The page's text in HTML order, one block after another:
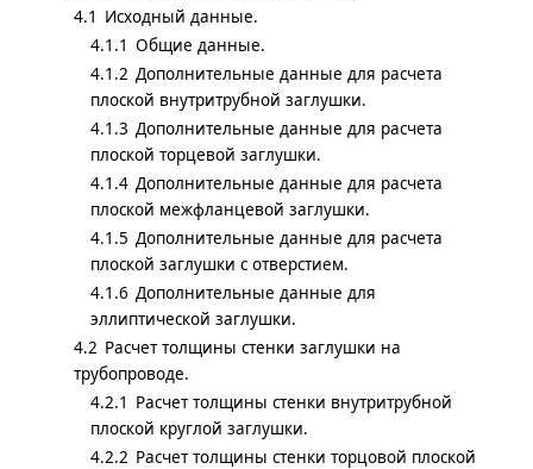
4.1 Исходный данные.
4.1.1 Общие данные.
4.1.2 Дополнительные данные для расчета
плоской внутритрубной заглушки.
4.1.3 Дополнительные данные для расчета
плоской торцевой заглушки.
4.1.4 Дополнительные данные для расчета
плоской межфланцевой заглушки.
4.1.5 Дополнительные данные для расчета
плоской заглушки с отверстием.
4.1.6 Дополнительные данные для
эллиптической заглушки.
4.2 Расчет толщины стенки заглушки на
трубопроводе.
4.2.1 Расчет толщины стенки внутритрубной
плоской круглой заглушки.
4.2.2 Расчет толщины стенки торцовой плоской